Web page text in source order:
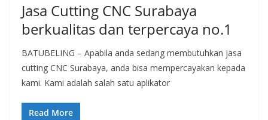
Jasa Cutting CNC Surabaya
berkualitas dan terpercaya no.1
BATUBELING – Apabila anda sedang membutuhkan jasa
cutting CNC Surabaya, anda bisa mempercayakan kepada
kami. Kami adalah salah satu aplikator
Read More